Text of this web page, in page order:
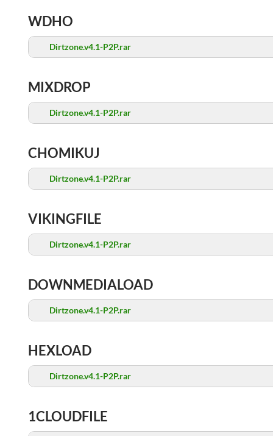
WDHO
Dirtzone.v4.1-P2P.rar
MIXDROP
Dirtzone.v4.1-P2P.rar
CHOMIKUJ
Dirtzone.v4.1-P2P.rar
VIKINGFILE
Dirtzone.v4.1-P2P.rar
DOWNMEDIALOAD
Dirtzone.v4.1-P2P.rar
HEXLOAD
Dirtzone.v4.1-P2P.rar
1CLOUDFILE